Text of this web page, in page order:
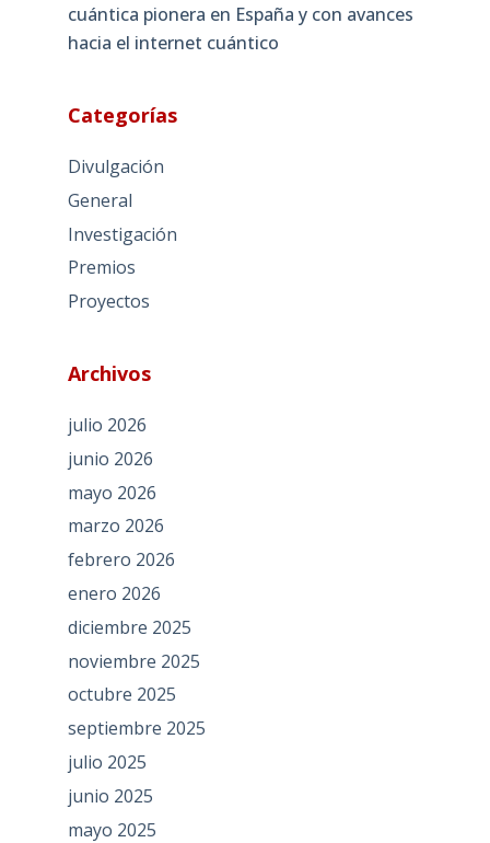
cuántica pionera en España y con avances
hacia el internet cuántico
Categorías
Divulgación
General
Investigación
Premios
Proyectos
Archivos
julio 2026
junio 2026
mayo 2026
marzo 2026
febrero 2026
enero 2026
diciembre 2025
noviembre 2025
octubre 2025
septiembre 2025
julio 2025
junio 2025
mayo 2025